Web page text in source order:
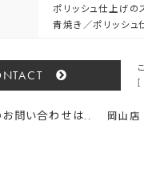
ポリッシュ仕上げの
青焼き／ポリッシュ
[
お問い合わせは.. 岡山店